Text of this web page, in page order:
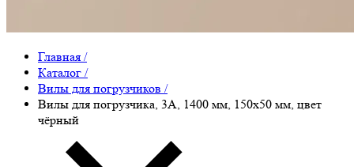
Главная /
Каталог /
Вилы для погрузчиков /
Вилы для погрузчика, 3A, 1400 мм, 150x50 мм, цвет
чёрный